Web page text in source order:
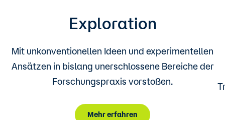
Exploration
Mit unkonventionellen Ideen und experimentellen
Ansätzen in bislang unerschlossene Bereiche der
Forschungspraxis vorstoßen.
Mehr erfahren